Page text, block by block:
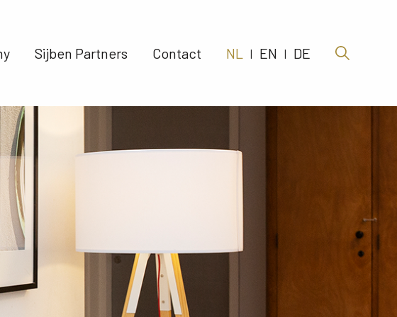
Sijben Partners Contact NL | EN | DE